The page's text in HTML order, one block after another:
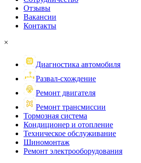
Отзывы
Вакансии
Контакты
×
Диагностика автомобиля
Развал-схождение
Ремонт двигателя
Ремонт трансмиссии
Тормозная система
Кондиционер и отопление
Техническое обслуживание
Шиномонтаж
Ремонт электрооборудования